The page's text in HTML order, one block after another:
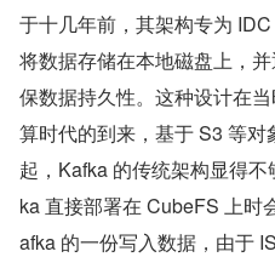
于十几年前，其架构专为
将数据存储在本地磁盘上，
保数据持久性。这种设计在
算时代的到来，基于 S3 等
起，Kafka 的传统架构显得
ka 直接部署在 CubeFS 上时
afka 的一份写入数据，由于